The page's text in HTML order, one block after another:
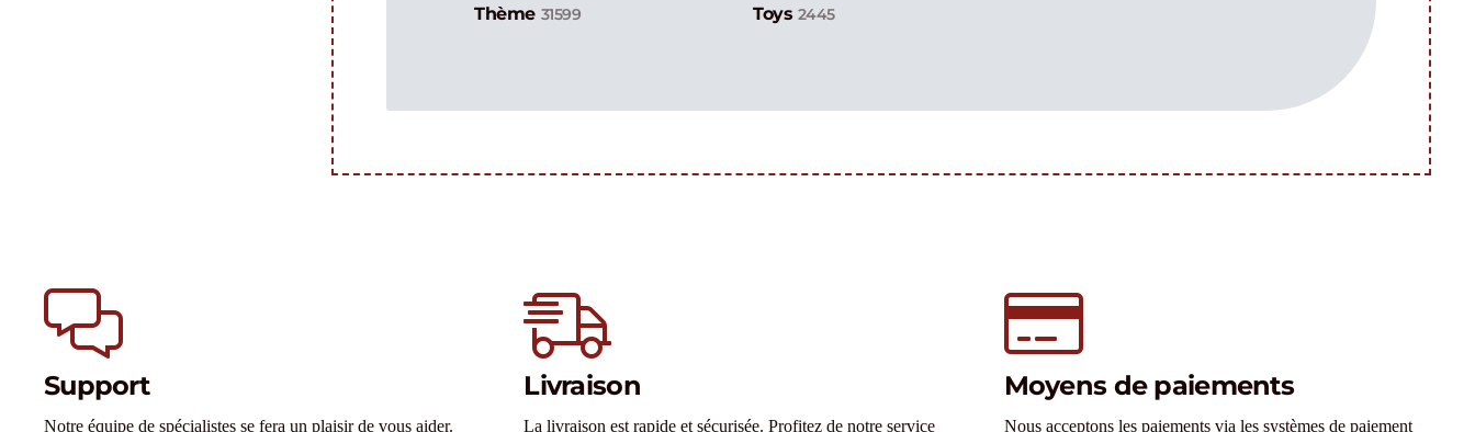
Thème 31599 Toys 2445
Support
Notre équipe de spécialistes se fera un plaisir de vous aider.
Livraison
La livraison est rapide et sécurisée. Profitez de notre service
Moyens de paiements
Nous acceptons les paiements via les systèmes de paiement